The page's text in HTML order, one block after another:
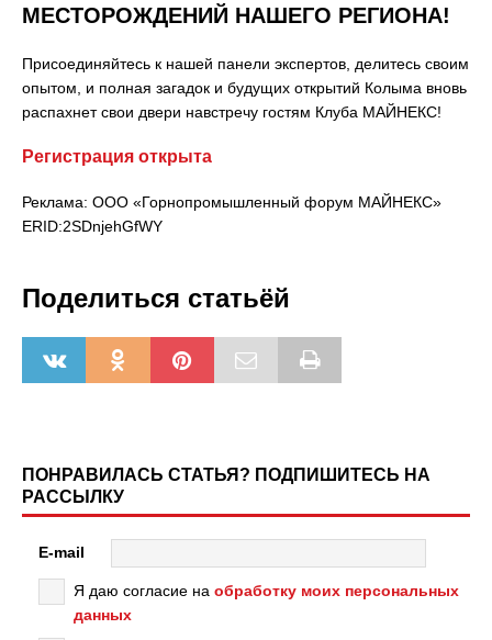
МЕСТОРОЖДЕНИЙ НАШЕГО РЕГИОНА!
Присоединяйтесь к нашей панели экспертов, делитесь своим
опытом, и полная загадок и будущих открытий Колыма вновь
распахнет свои двери навстречу гостям Клуба МАЙНЕКС!
Регистрация открыта
Реклама: ООО «Горнопромышленный форум МАЙНЕКС»
ERID:2SDnjehGfWY
Поделиться статьёй
ПОНРАВИЛАСЬ СТАТЬЯ? ПОДПИШИТЕСЬ НА
РАССЫЛКУ
E-mail
Я даю согласие на обработку моих персональных
данных